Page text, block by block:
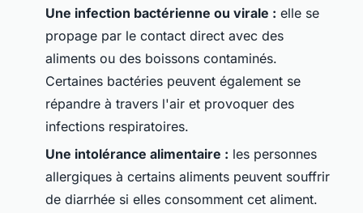
Une infection bactérienne ou virale : elle se
propage par le contact direct avec des
aliments ou des boissons contaminés.
Certaines bactéries peuvent également se
répandre à travers l'air et provoquer des
infections respiratoires.
Une intolérance alimentaire : les personnes
allergiques à certains aliments peuvent souffrir
de diarrhée si elles consomment cet aliment.